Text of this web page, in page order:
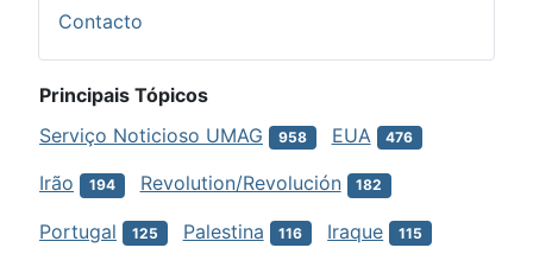
Contacto
Principais Tópicos
Serviço Noticioso UMAG
958 EUA 476
Irão 194 Revolution/Revolución 182
Portugal 125 Palestina 116 Iraque 115